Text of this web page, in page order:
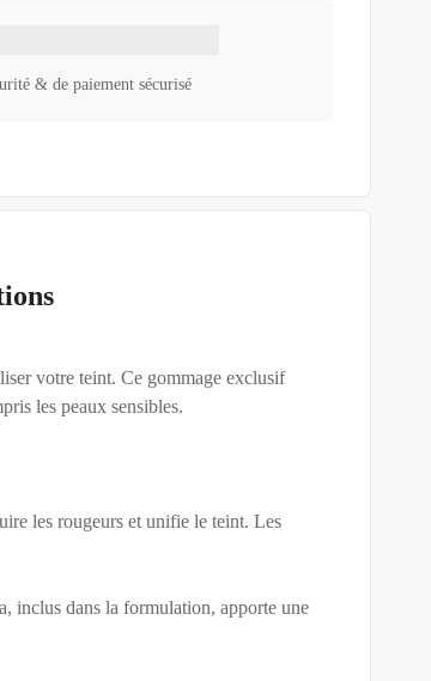
& de paiement sécurisé
votre teint. Ce gommage exclusif
les peaux sensibles.
les rougeurs et unifie le teint. Les
inclus dans la formulation, apporte une